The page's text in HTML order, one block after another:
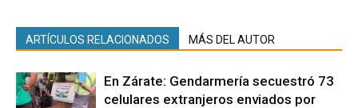
ARTÍCULOS RELACIONADOS MÁS DEL AUTOR
En Zárate: Gendarmería secuestró 73
celulares extranjeros enviados por